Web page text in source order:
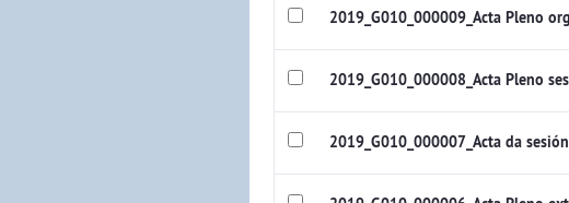
2019_G010_000009_Acta Pleno
2019_G010_000008_Acta Pleno
2019_G010_000007_Acta da